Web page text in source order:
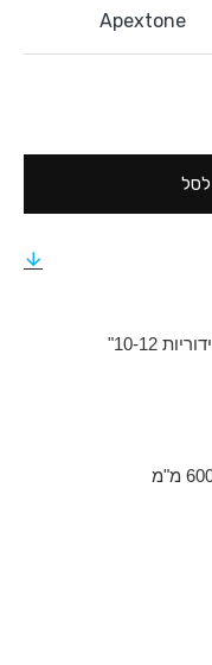
Apextone
לסל
10-12"